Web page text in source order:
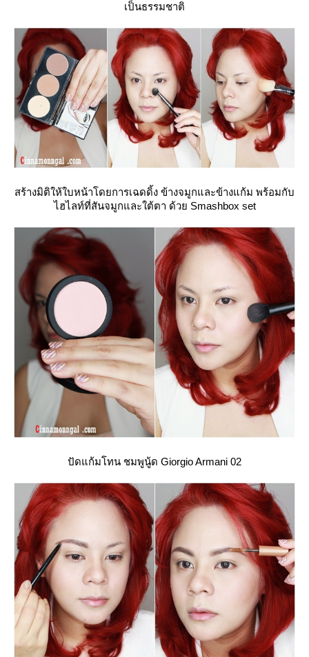
เป็นธรรมชาติ
สร้างมิติให้ใบหน้าโดยการเฉดดิ้ง ข้างจมูกและข้างแก้ม พร้อมกับ
ไฮไลท์ที่สันจมูกและใต้ตา ด้วย Smashbox set
ปัดแก้มโทน ชมพูนู้ด Giorgio Armani 02